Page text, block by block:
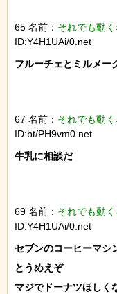
65 名前： それでも動
ID:Y4H1UAi/0.net
フルーチェとミルメー
67 名前： それでも動
ID:bt/PH9vm0.net
牛乳に相談だ
69 名前： それでも動
ID:Y4H1UAi/0.net
セブンのコーヒーマシ
とうめえぞ
マジでドーナツほしく